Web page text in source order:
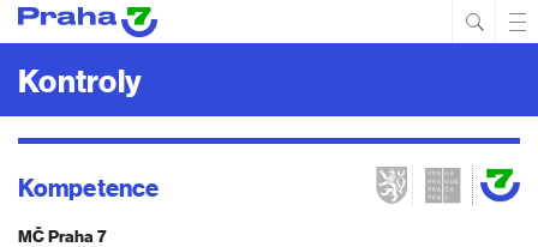
Kontroly
Kompetence
MČ Praha 7